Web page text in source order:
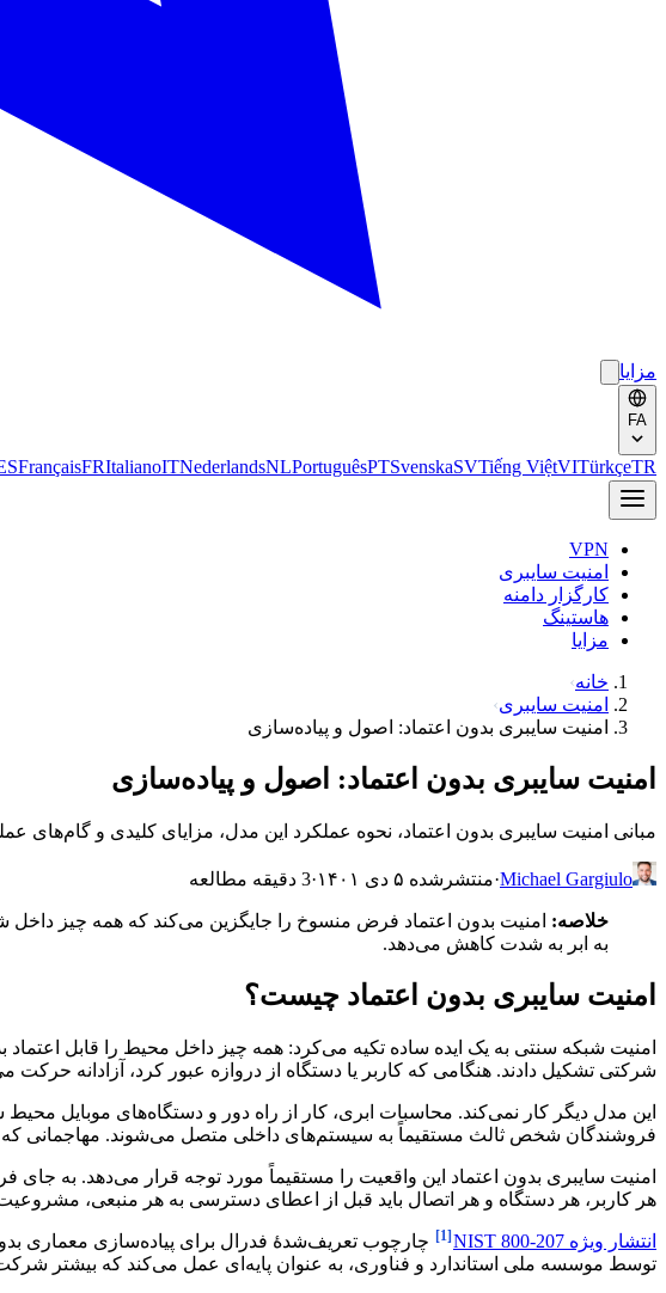
مزایا
FA
FrançaisFRItalianoITNederlandsNLPortuguêsPTSvenskaSVTiếng ViệtVITürkçeTR
VPN
امنیت سایبری
کارگزار دامنه
هاستینگ
مزایا
خانه
امنیت سایبری
امنیت سایبری بدون اعتماد: اصول و پیاده‌سازی
امنیت سایبری بدون اعتماد: اصول و پیاده‌سازی
مبانی امنیت سایبری بدون اعتماد، نحوه عملکرد این مدل، مزایای کلیدی و گام‌های
Michael Gargiulo
·منتشرشده ۵ دی ۱۴۰۱ ·3 دقیقه مطالعه
خلاصه: امنیت بدون اعتماد فرض منسوخ را جایگزین می‌کند که همه چیز
به ابر به شدت کاهش می‌دهد.
امنیت سایبری بدون اعتماد چیست؟
شرکتی تشکیل دادند. هنگامی که کاربر یا دستگاه از دروازه عبور کرد، آزادانه حرکت
این مدل دیگر کار نمی‌کند. محاسبات ابری، کار از راه دور و دستگاه‌های موبایل
فروشندگان شخص ثالث مستقیماً به سیستم‌های داخلی متصل می‌شوند. مهاجمانی که
امنیت سایبری بدون اعتماد این واقعیت را مستقیماً مورد توجه قرار می‌دهد. به
هر کاربر، هر دستگاه و هر اتصال باید قبل از اعطای دسترسی به هر منبعی، مشروعیت
انتشار ویژه NIST 800-207 [1]
چارچوب تعریف‌شدهٔ فدرال برای پیاده‌سازی معماری
توسط موسسه ملی استاندارد و فناوری، به عنوان پایه‌ای عمل می‌کند که بیشتر